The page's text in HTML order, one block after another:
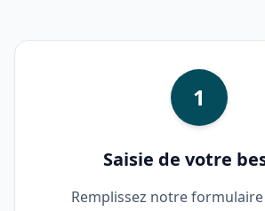
1
Saisie de votre
Remplissez notre